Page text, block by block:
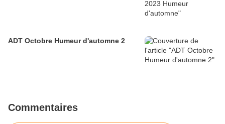
ADT Octobre Humeur d'automne 2
Commentaires